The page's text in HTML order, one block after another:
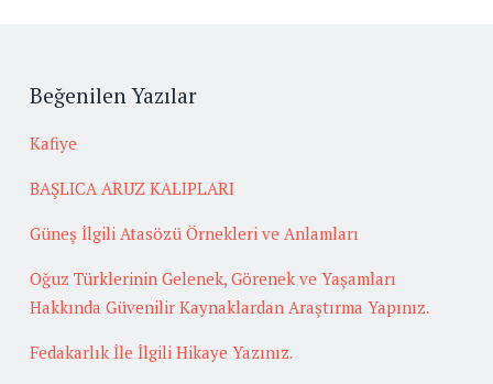
Beğenilen Yazılar
Kafiye
BAŞLICA ARUZ KALIPLARI
Güneş İlgili Atasözü Örnekleri ve Anlamları
Oğuz Türklerinin Gelenek, Görenek ve Yaşamları
Hakkında Güvenilir Kaynaklardan Araştırma Yapınız.
Fedakarlık İle İlgili Hikaye Yazınız.